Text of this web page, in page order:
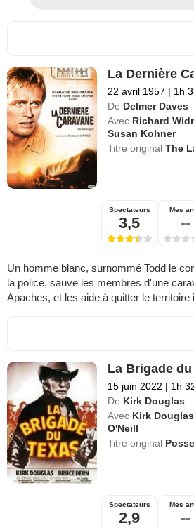
La Dernière
22 avril 1957 | 1h
De Delmer Daves
Avec Richard
Susan Kohner
Titre originalThe
Spectateurs
3,5
Mes
--
Un homme blanc, surnommé Todd le
la police, sauve les membres d'une
Apaches, et les aide à quitter le territoire
La Brigade du
15 juin 2022 | 1h
De Kirk Douglas
Avec Kirk Douglas
O'Neill
Titre original Posse
Spectateurs
2,9
Mes
--